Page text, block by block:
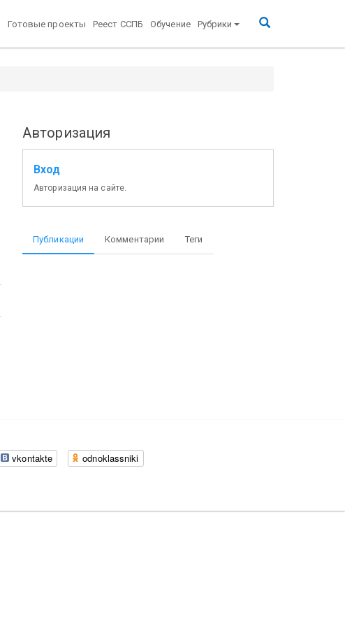
Готовые проекты Реест ССПБ Обучение Рубрики
Авторизация
Вход
Авторизация на сайте.
Публикации Комментарии Теги
vkontakte odnoklassniki